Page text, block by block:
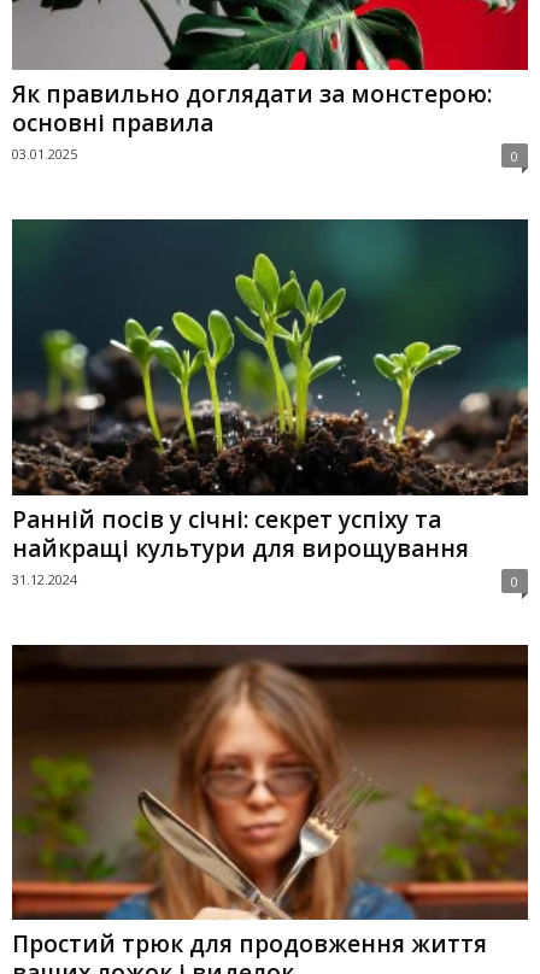
Як правильно доглядати за монстерою:
основні правила
03.01.2025 0
Ранній посів у січні: секрет успіху та
найкращі культури для вирощування
31.12.2024 0
Простий трюк для продовження життя